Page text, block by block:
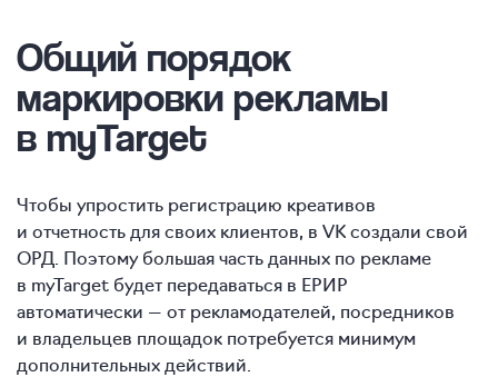
Общий порядок
маркировки рекламы
в myTarget
Чтобы упростить регистрацию креативов
и отчетность для своих клиентов, в VK создали свой
ОРД. Поэтому большая часть данных по рекламе
в myTarget будет передаваться в ЕРИР
автоматически — от рекламодателей, посредников
и владельцев площадок потребуется минимум
дополнительных действий.